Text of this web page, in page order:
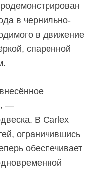
в чернильно-
в движение
спаренной
—
В Carlex
ограничившись
обеспечивает